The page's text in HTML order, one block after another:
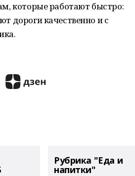
которые работают быстро:
дороги качественно и с
Рубрика "Еда и
напитки"